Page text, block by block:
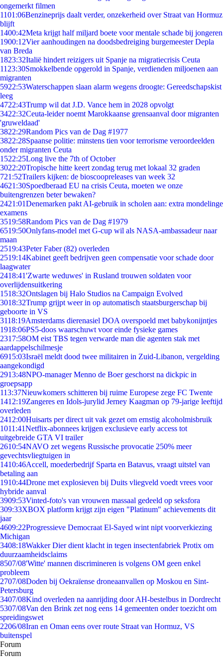
ongemerkt filmen
1101:06Benzineprijs daalt verder, onzekerheid over Straat van Hormuz
blijft
1400:42Meta krijgt half miljard boete voor mentale schade bij jongeren
1900:12Vier aanhoudingen na doodsbedreiging burgemeester Depla
van Breda
1823:32Italië hindert reizigers uit Spanje na migratiecrisis Ceuta
11 23:30Smokkelbende opgerold in Spanje, verdienden miljoenen aan
migranten
5922:53Waterschappen slaan alarm wegens droogte: Gereedschapskist
leeg
4722:43Trump wil dat J.D. Vance hem in 2028 opvolgt
3422:32Ceuta-leider noemt Marokkaanse grensaanval door migranten
'gruweldaad'
3822:29Random Pics van de Dag #1977
3822:28Spaanse politie: minstens tien voor terrorisme veroordeelden
onder migranten Ceuta
1522:25Long live the 7th of October
3022:20Tropische hitte keert zondag terug met lokaal 32 graden
721:52Trailers kijken: de bioscoopreleases van week 32
4621:30Spoedberaad EU na crisis Ceuta, moeten we onze
buitengrenzen beter bewaken?
2421:01Denemarken pakt AI-gebruik in scholen aan: extra mondelinge
examens
3519:58Random Pics van de Dag #1979
6519:50Onlyfans-model met G-cup wil als NASA-ambassadeur naar
maan
2519:43Peter Faber (82) overleden
2519:14Kabinet geeft bedrijven geen compensatie voor schade door
laagwater
2418:41'Zwarte weduwes' in Rusland trouwen soldaten voor
overlijdensuitkering
1518:32Ontslagen bij Halo Studios na Campaign Evolved
3018:32Trump grijpt weer in op automatisch staatsburgerschap bij
geboorte in VS
3118:19Amsterdams dierenasiel DOA overspoeld met babykonijntjes
1918:06PS5-doos waarschuwt voor einde fysieke games
2317:58OM eist TBS tegen verwarde man die agenten stak met
aardappelschilmesje
6915:03Israël meldt dood twee militairen in Zuid-Libanon, vergelding
aangekondigd
2913:48NPO-manager Menno de Boer geschorst na dickpic in
groepsapp
113:37Nieuwkomers schitteren bij ruime Europese zege FC Twente
1412:19Zangeres en Idols-jurylid Jerney Kaagman op 79-jarige leeftijd
overleden
2412:00Huisarts per direct uit vak gezet om ernstig alcoholmisbruik
1011:41Netflix-abonnees krijgen exclusieve early access tot
uitgebreide GTA VI trailer
2610:54NAVO zet wegens Russische provocatie 250% meer
gevechtsvliegtuigen in
1410:46Accell, moederbedrijf Sparta en Batavus, vraagt uitstel van
betaling aan
1910:44Drone met explosieven bij Duits vliegveld voedt vrees voor
hybride aanval
3909:53Vinted-foto's van vrouwen massaal gedeeld op seksfora
309:33XBOX platform krijgt zijn eigen "Platinum" achievements dit
jaar
4609:22Progressieve Democraat El-Sayed wint nipt voorverkiezing
Michigan
3408:18Wakker Dier dient klacht in tegen insectenfabriek Protix om
duurzaamheidsclaims
8507/08'Witte' mannen discrimineren is volgens OM geen enkel
probleem
2707/08Doden bij Oekraïense droneaanvallen op Moskou en Sint-
Petersburg
3407/08Kind overleden na aanrijding door AH-bestelbus in Dordrecht
5307/08Van den Brink zet nog eens 14 gemeenten onder toezicht om
spreidingswet
2206/08Iran en Oman eens over route Straat van Hormuz, VS
buitenspel
Forum
Forum